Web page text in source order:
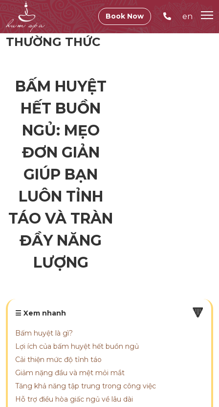
Book Now en
THƯỜNG THỨC
BẤM HUYỆT
HẾT BUỒN
NGỦ: MẸO
ĐƠN GIẢN
GIÚP BẠN
LUÔN TỈNH
TÁO VÀ TRÀN
ĐẦY NĂNG
LƯỢNG
☰ Xem nhanh 🔻
Bấm huyệt là gì?
Lợi ích của bấm huyệt hết buồn ngủ
Cải thiện mức độ tỉnh táo
Giảm nặng đầu và mệt mỏi mắt
Tăng khả năng tập trung trong công việc
Hỗ trợ điều hòa giấc ngủ về lâu dài